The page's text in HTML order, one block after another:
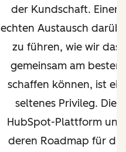
der Kundschaft. Einen
echten Austausch
zu führen, wie wir das
gemeinsam am besten
schaffen können, ist ein
seltenes Privileg. Die
HubSpot-Plattform und
deren Roadmap für die